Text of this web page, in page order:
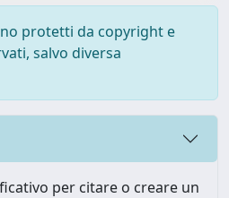
protetti da copyright e
salvo diversa
per citare o creare un